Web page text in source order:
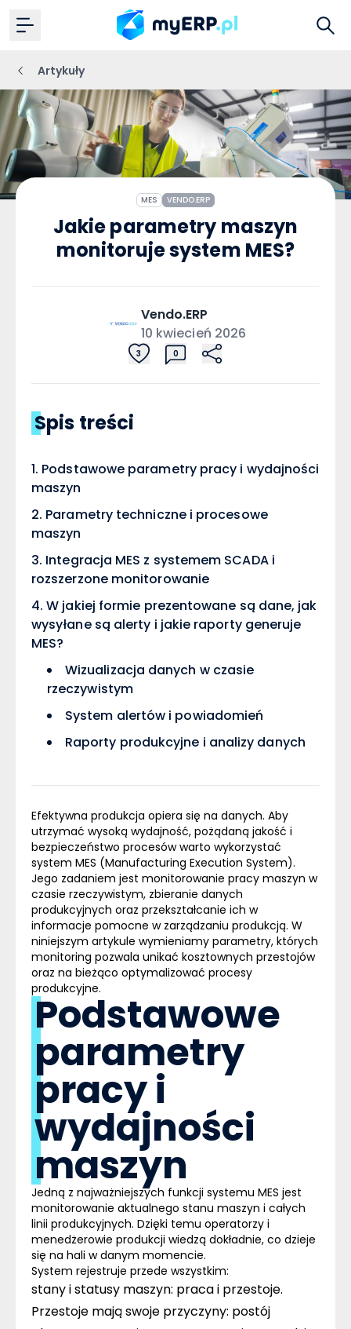
Artykuły
MES VENDO.ERP
Jakie parametry maszyn
monitoruje system MES?
Vendo.ERP
10 kwiecień 2026
3 0
Spis treści
Podstawowe parametry pracy i wydajności
maszyn
Parametry techniczne i procesowe
maszyn
Integracja MES z systemem SCADA i
rozszerzone monitorowanie
W jakiej formie prezentowane są dane, jak
wysyłane są alerty i jakie raporty generuje
MES?
Wizualizacja danych w czasie
rzeczywistym
System alertów i powiadomień
Raporty produkcyjne i analizy danych
Efektywna produkcja opiera się na danych. Aby
utrzymać wysoką wydajność, pożądaną jakość i
bezpieczeństwo procesów warto wykorzystać
system MES (Manufacturing Execution System).
Jego zadaniem jest monitorowanie pracy maszyn w
czasie rzeczywistym, zbieranie danych
produkcyjnych oraz przekształcanie ich w
informacje pomocne w zarządzaniu produkcją. W
niniejszym artykule wymieniamy parametry, których
monitoring pozwala unikać kosztownych przestojów
oraz na bieżąco optymalizować procesy
produkcyjne.
Podstawowe
parametry
pracy i
wydajności
maszyn
Jedną z najważniejszych funkcji systemu MES jest
monitorowanie aktualnego stanu maszyn i całych
linii produkcyjnych. Dzięki temu operatorzy i
menedżerowie produkcji wiedzą dokładnie, co dzieje
się na hali w danym momencie.
System rejestruje przede wszystkim:
stany i statusy maszyn: praca i przestoje.
Przestoje mają swoje przyczyny: postój